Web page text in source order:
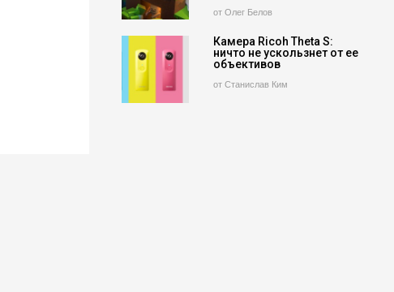
от Олег Белов
Камера Ricoh Theta S:
ничто не ускользнет от ее
объективов
от Станислав Ким